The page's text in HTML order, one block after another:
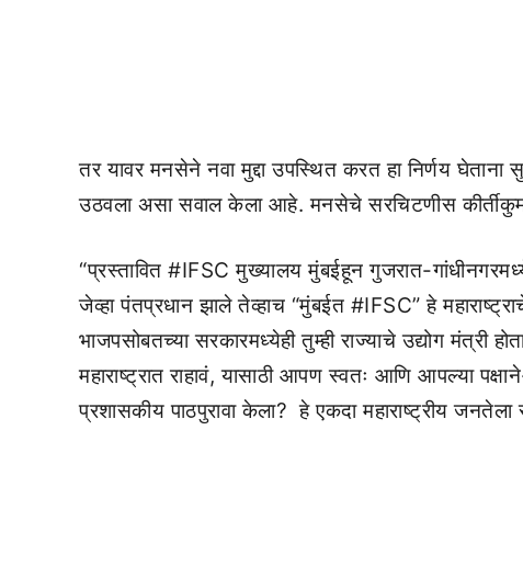
तर यावर मनसेने नवा मुद्दा उपस्थित करत हा निर्णय
उठवला असा सवाल केला आहे. मनसेचे सरचिटणीस
“प्रस्तावित #IFSC मुख्यालय मुंबईहून गुजरात-
जेव्हा पंतप्रधान झाले तेव्हाच “मुंबईत #IFSC” हे
भाजपसोबतच्या सरकारमध्येही तुम्ही राज्याचे उद्योग मंत्री
महाराष्ट्रात राहावं, यासाठी आपण स्वतः आणि आपल्या
प्रशासकीय पाठपुरावा केला? हे एकदा महाराष्ट्रीय